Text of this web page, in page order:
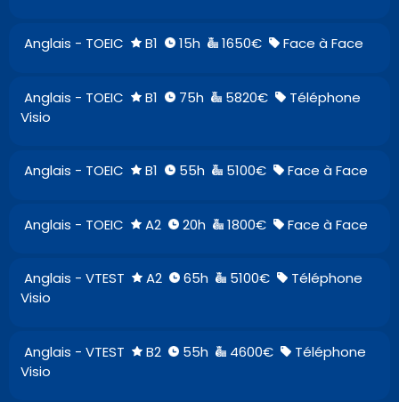
Anglais - TOEIC B1 15h 1650€ Face à Face
Anglais - TOEIC B1 75h 5820€
Téléphone
Visio
Anglais - TOEIC B1 55h 5100€ Face à Face
Anglais - TOEIC A2 20h 1800€ Face à Face
Anglais - VTEST A2 65h 5100€
Téléphone
Visio
Anglais - VTEST B2 55h 4600€
Téléphone
Visio